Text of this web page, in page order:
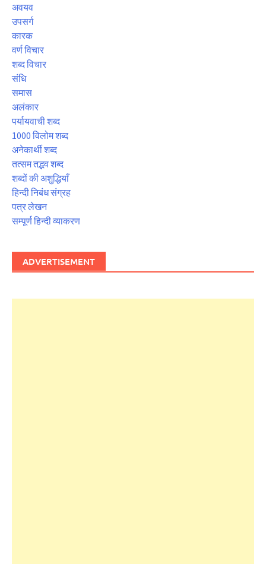
अवयव
उपसर्ग
कारक
वर्ण विचार
शब्द विचार
संधि
समास
अलंकार
पर्यायवाची शब्द
1000 विलोम शब्द
अनेकार्थी शब्द
तत्सम तद्भव शब्द
शब्दों की अशुद्धियाँ
हिन्दी निबंध संग्रह
पत्र लेखन
सम्पूर्ण हिन्दी व्याकरण
ADVERTISEMENT